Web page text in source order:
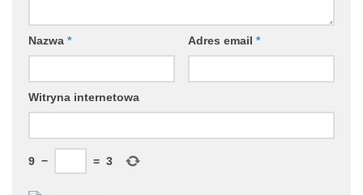
Nazwa * Adres email *
Witryna internetowa
9 − = 3